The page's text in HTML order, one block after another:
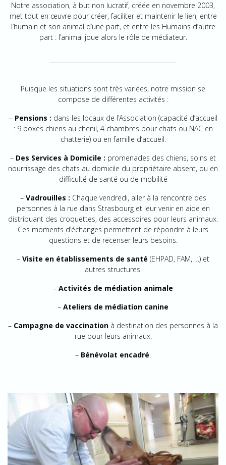
Notre association, à but non lucratif, créée en novembre 2003,
met tout en œuvre pour créer, faciliter et maintenir le lien, entre
l’humain et son animal d’une part, et entre les Humains d’autre
part : l’animal joue alors le rôle de médiateur.
Puisque les situations sont très variées, notre mission se
compose de différentes activités :
– Pensions : dans les locaux de l’Association (capacité d’accueil
: 9 boxes chiens au chenil, 4 chambres pour chats ou NAC en
chatterie) ou en famille d’accueil.
– Des Services à Domicile : promenades des chiens, soins et
nourrissage des chats au domicile du propriétaire absent, ou en
difficulté de santé ou de mobilité
– Vadrouilles : Chaque vendredi, aller à la rencontre des
personnes à la rue dans Strasbourg et leur venir en aide en
distribuant des croquettes, des accessoires pour leurs animaux.
Ces moments d’échanges permettent de répondre à leurs
questions et de recenser leurs besoins.
– Visite en établissements de santé (EHPAD, FAM, …) et
autres structures.
– Activités de médiation animale
– Ateliers de médiation canine
– Campagne de vaccination à destination des personnes à la
rue pour leurs animaux.
– Bénévolat encadré.